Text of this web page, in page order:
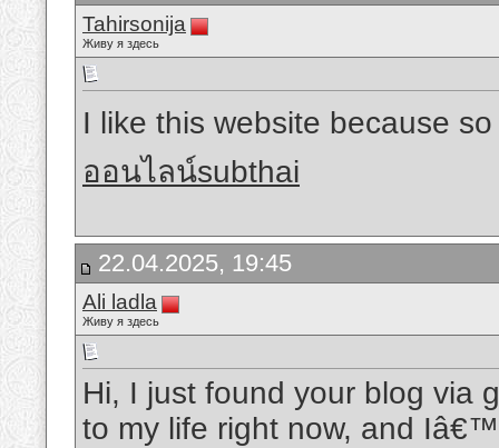
Tahirsonija
Живу я здесь
I like this website because
ออนไลน์subthai
22.04.2025, 19:45
Ali ladla
Живу я здесь
Hi, I just found your blog via
to my life right now, and